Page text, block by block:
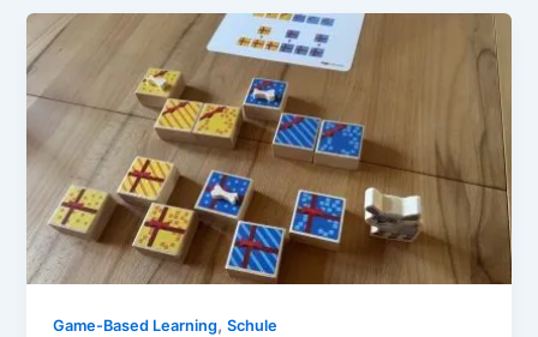
Game-Based Learning,Schule